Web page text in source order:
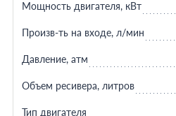
Мощность двигателя, кВт
Произв-ть на входе, л/мин
Давление, атм
Объем ресивера, литров
Тип двигателя